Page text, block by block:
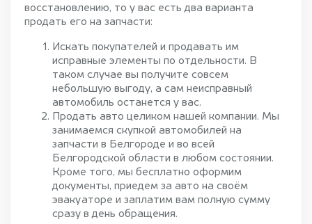
восстановлению, то у вас есть два варианта
продать его на запчасти:
Искать покупателей и продавать им
исправные элементы по отдельности. В
таком случае вы получите совсем
небольшую выгоду, а сам неисправный
автомобиль останется у вас.
Продать авто целиком нашей компании. Мы
занимаемся скупкой автомобилей на
запчасти в Белгороде и во всей
Белгородской области в любом состоянии.
Кроме того, мы бесплатно оформим
документы, приедем за авто на своём
эвакуаторе и заплатим вам полную сумму
сразу в день обращения.